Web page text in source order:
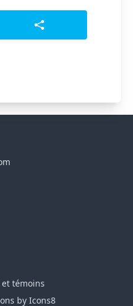
témoins
by Icons8